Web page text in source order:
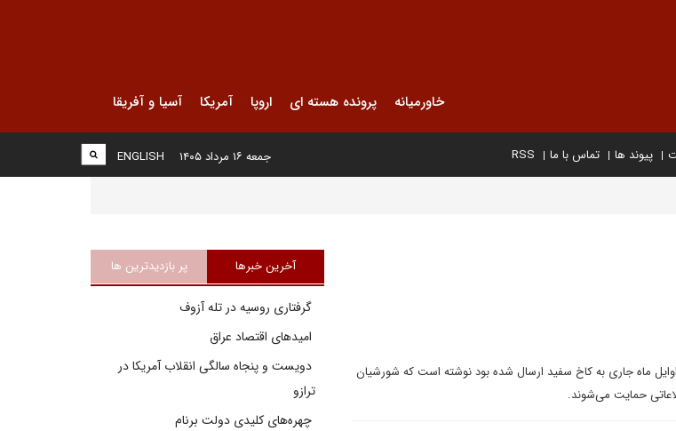
خاورمیانه پرونده هسته ای اروپا آمریکا آسیا و آفریقا
پیوند ها تماس با ما RSS
ENGLISH جمعه ۱۶ مرداد ۱۴۰۵
ماه جاری به کاخ سفید ارسال شده بود نوشته است که شورشیان
حمایت می‌شوند.
آخرین خبرها پر بازدیدترین ها
گرفتاری روسیه در تله آزوف
امیدهای اقتصاد عراق
دویست و پنجاه سالگی انقلاب آمریکا در
ترازو
چهره‌های کلیدی دولت برنام